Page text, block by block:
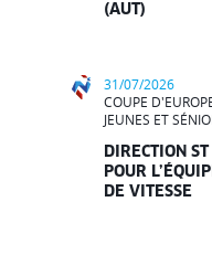
(AUT)
31/07/2026
COUPE
JEUNES ET
DIRECTION
POUR
DE VITESSE